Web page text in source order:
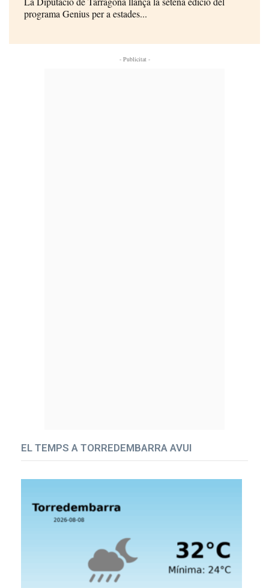
programa Genius per a estades...
- Publicitat -
EL TEMPS A TORREDEMBARRA AVUI